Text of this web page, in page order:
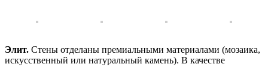
Элит. Стены отделаны премиальными материалами (мозаика,
искусственный или натуральный камень). В качестве